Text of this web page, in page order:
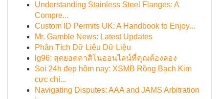
Understanding Stainless Steel Flanges: A
Compre...
Custom ID Permits UK: A Handbook to Enjoy...
Mr. Gamble News: Latest Updates
Phân Tích Dữ Liệu Dữ Liệu
lg96: สุดยอดคาสิโนออนไลน์ที่คุณต้องลอง
Soi 24h đẹp hôm nay: XSMB Rồng Bạch Kim
cực chí...
Navigating Disputes: AAA and JAMS Arbitration